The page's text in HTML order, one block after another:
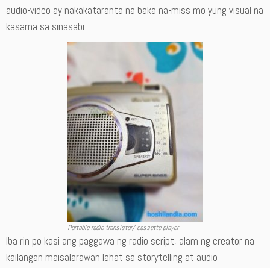
audio-video ay nakakataranta na baka na-miss mo yung visual na
kasama sa sinasabi.
Portable radio transistor/ cassette player
Iba rin po kasi ang paggawa ng radio script, alam ng creator na
kailangan maisalarawan lahat sa storytelling at audio